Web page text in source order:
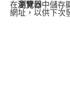
在瀏覽器中儲存
網址，以供下次